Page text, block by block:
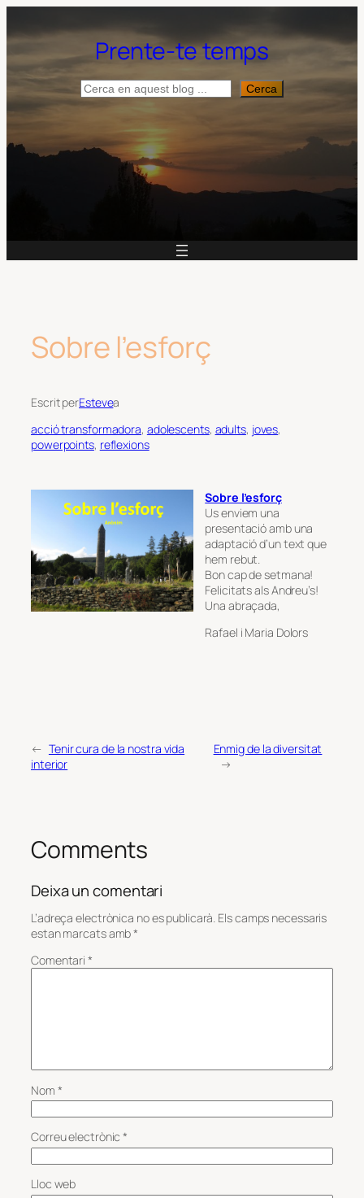
Prente-te temps
Cerca Cerca
Sobre l’esforç
Escrit perEstevea
acció transformadora, adolescents, adults, joves
powerpoints, reflexions
Sobre l’esforç
Us enviem una
presentació amb una
adaptació d’un text que
hem rebut.
Bon cap de setmana!
Felicitats als Andreu’s!
Una abraçada,
Rafael i Maria Dolors
← Tenir cura de la nostra vida
interior
Enmig de la diversitat
→
Comments
Deixa un comentari
L’adreça electrònica no es publicarà. Els camps necessaris
estan marcats amb*
Comentari*
Nom *
Correu electrònic*
Lloc web